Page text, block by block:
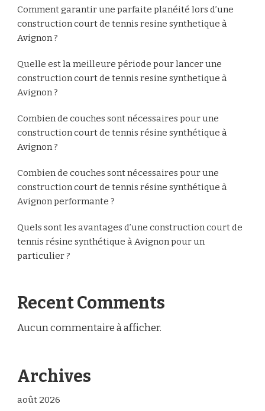
Comment garantir une parfaite planéité lors d’une
construction court de tennis resine synthetique à
Avignon ?
Quelle est la meilleure période pour lancer une
construction court de tennis resine synthetique à
Avignon ?
Combien de couches sont nécessaires pour une
construction court de tennis résine synthétique à
Avignon ?
Combien de couches sont nécessaires pour une
construction court de tennis résine synthétique à
Avignon performante ?
Quels sont les avantages d’une construction court de
tennis résine synthétique à Avignon pour un
particulier ?
Recent Comments
Aucun commentaire à afficher.
Archives
août 2026